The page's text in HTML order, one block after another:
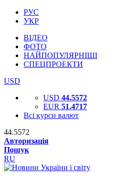
РУС
УКР
ВІДЕО
ФОТО
НАЙПОПУЛЯРНІШІ
СПЕЦПРОЕКТИ
USD
USD 44.5572
EUR 51.4717
Всі курси валют
44.5572
Авторизація
Пошук
RU